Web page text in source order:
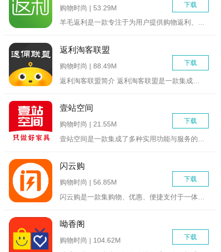
下载
购物时尚 | 53.29M
羊毛返利是一款专注于为用户提供购物返利、优惠券领取及省钱购物...
返利淘客联盟
下载
购物时尚 | 88.49M
壹站空间
下载
购物时尚 | 21.55M
闪云购
下载
购物时尚 | 56.85M
呦香阁
下载
购物时尚 | 104.62M